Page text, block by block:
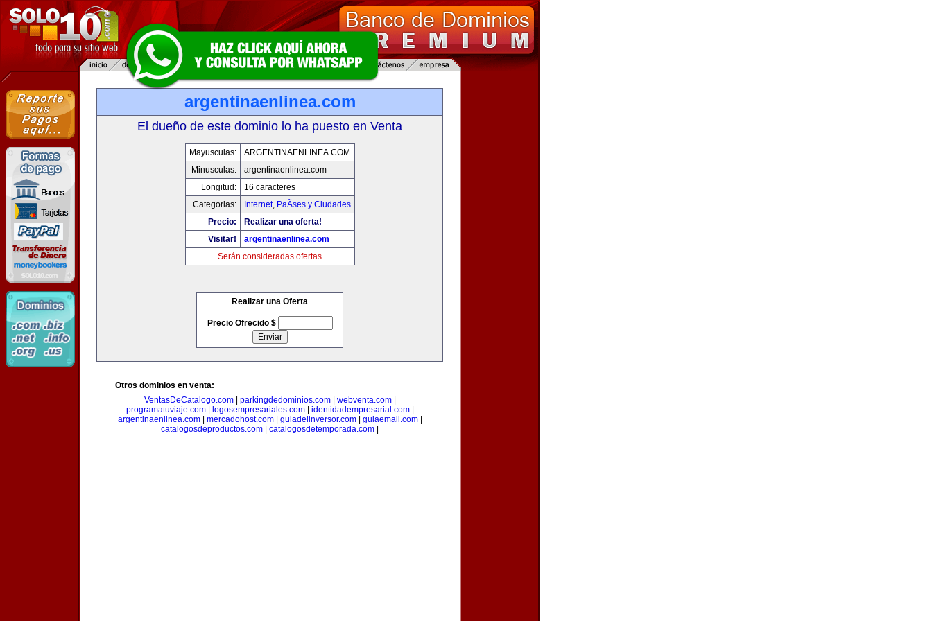
argentinaenlinea.com
El dueño de este dominio lo ha puesto en Venta
Mayusculas:
ARGENTINAENLINEA.COM
Minusculas:
argentinaenlinea.com
Longitud:
16 caracteres
Categorias:
Internet, PaÃ­ses y Ciudades
Precio:
Realizar una oferta!
Visitar!
argentinaenlinea.com
Serán consideradas ofertas
Realizar una Oferta
Precio Ofrecido $
Otros dominios en venta:
VentasDeCatalogo.com| parkingdedominios.com| webventa.com|
programatuviaje.com| logosempresariales.com| identidadempresarial.com|
argentinaenlinea.com| mercadohost.com| guiadelinversor.com| guiaemail.com|
catalogosdeproductos.com
catalogosdetemporada.com